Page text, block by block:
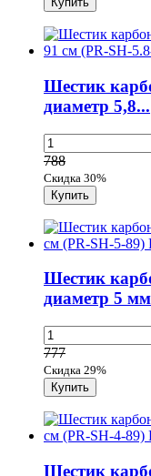
Шестик
диаметр 5,8...
788
Скидка 30%
Шестик
диаметр 5
777
Скидка 29%
Шестик